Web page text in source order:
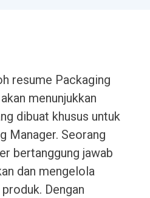
resume Packaging
menunjukkan
dibuat khusus untuk
Manager. Seorang
bertanggung jawab
dan mengelola
Dengan